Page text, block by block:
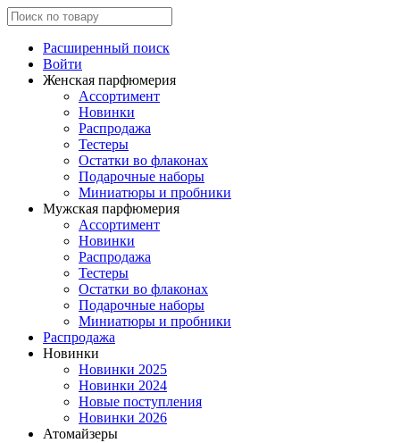
Расширенный поиск
Войти
Женская парфюмерия
Ассортимент
Новинки
Распродажа
Тестеры
Остатки во флаконах
Подарочные наборы
Миниатюры и пробники
Мужская парфюмерия
Ассортимент
Новинки
Распродажа
Тестеры
Остатки во флаконах
Подарочные наборы
Миниатюры и пробники
Распродажа
Новинки
Новинки 2025
Новинки 2024
Новые поступления
Новинки 2026
Атомайзеры